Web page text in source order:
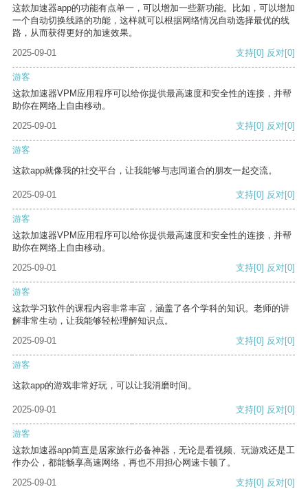
这款加速器app的功能有点单一，可以增加一些新功能。比如，可以增加
一个自动切换线路的功能，这样就可以根据网络情况自动选择最优的线
路，从而获得更好的加速效果。
2025-09-01
支持[0] 反对[0]
游客
这款加速器VPM应用程序可以给你提供最高速度和安全性的连接，并帮
助你在网络上自由移动。
2025-09-01
支持[0] 反对[0]
游客
这款app就像我的社交平台，让我能够与志同道合的朋友一起交流。
2025-09-01 支持[0] 反对[0]
游客
这款加速器VPM应用程序可以给你提供最高速度和安全性的连接，并帮
助你在网络上自由移动。
2025-09-01
支持[0] 反对[0]
游客
这款学习软件的课程内容非常丰富，涵盖了各个学科的知识。老师的讲
解非常生动，让我能够轻松理解知识点。
2025-09-01
支持[0] 反对[0]
游客
这款app的游戏非常好玩，可以让我消磨时间。
2025-09-01 支持[0] 反对[0]
游客
这款加速器app简直是居家旅行必备神器，无论是看视频、玩游戏还是工
作办公，都能畅享高速网络，再也不用担心网速卡顿了。
2025-09-01
支持[0] 反对[0]